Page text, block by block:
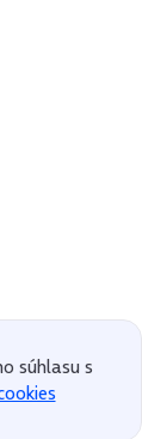
súhlasu s